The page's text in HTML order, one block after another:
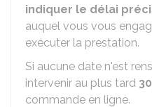
indiquer le délai
auquel vous vous
exécuter la prestation.
Si aucune date n'est
intervenir au plus tard
commande en ligne.